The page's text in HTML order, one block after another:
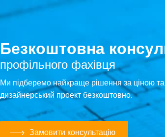
Безкоштовна
профільного фахівця
Ми підберемо найкраще рішення за ціною
дизайнерський проект безкоштовно.
Замовити консультацію